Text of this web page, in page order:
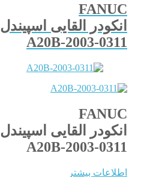
FANUC
انکودر القایی اسپیندل
A20B-2003-0311
FANUC
انکودر القایی اسپیندل
A20B-2003-0311
اطلاعات بیشتر